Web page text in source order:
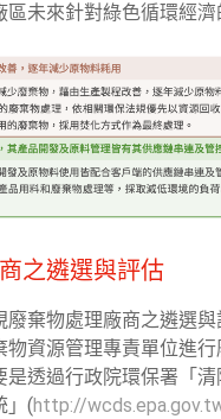
未來針對綠色循環經濟
之遴選與評估
廢棄物處理廠商之遴選
物資源管理專責單位進
是透過行政院環保署「
」(http://